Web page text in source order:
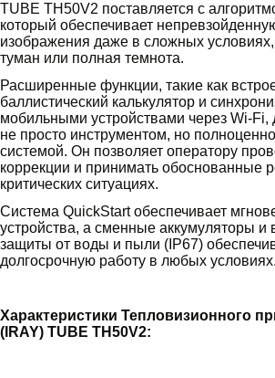
TUBE TH50V2 поставляется с
который обеспечивает
изображения даже в сложных условиях,
туман или полная темнота.
Расширенные функции, такие как
баллистический калькулятор и
мобильными устройствами через Wi-Fi,
не просто инструментом, но
системой. Он позволяет оператору
коррекции и принимать обоснованные
критических ситуациях.
Система QuickStart обеспечивает
устройства, а сменные аккумуляторы и
защиты от воды и пыли (IP67)
долгосрочную работу в любых условиях.
Характеристики Тепловизионного
(IRAY) TUBE TH50V2: